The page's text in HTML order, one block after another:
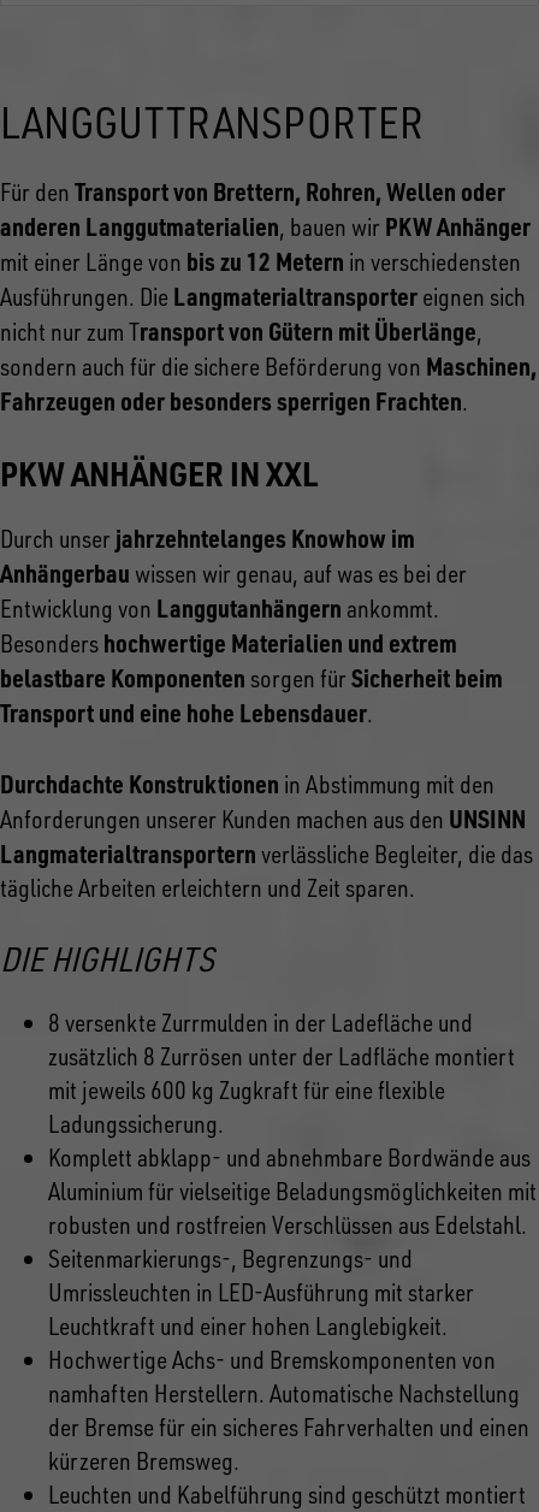
LANGGUTTRANSPORTER
Für den Transport von Brettern, Rohren, Wellen oder
anderen Langgutmaterialien, bauen wir PKW Anhänger
mit einer Länge von bis zu 12 Metern in verschiedensten
Ausführungen. Die Langmaterialtransporter eignen sich
nicht nur zum Transport von Gütern mit Überlänge,
sondern auch für die sichere Beförderung von Maschinen,
Fahrzeugen oder besonders sperrigen Frachten.
PKW ANHÄNGER IN XXL
Durch unser jahrzehntelanges Knowhow im
Anhängerbau wissen wir genau, auf was es bei der
Entwicklung von Langgutanhängern ankommt.
Besonders hochwertige Materialien und extrem
belastbare Komponenten sorgen für Sicherheit beim
Transport und eine hohe Lebensdauer.
Durchdachte Konstruktionen in Abstimmung mit den
Anforderungen unserer Kunden machen aus den UNSINN
Langmaterialtransportern verlässliche Begleiter, die das
tägliche Arbeiten erleichtern und Zeit sparen.
DIE HIGHLIGHTS
8 versenkte Zurrmulden in der Ladefläche und
zusätzlich 8 Zurrösen unter der Ladfläche montiert
mit jeweils 600 kg Zugkraft für eine flexible
Ladungssicherung.
Komplett abklapp- und abnehmbare Bordwände aus
Aluminium für vielseitige Beladungsmöglichkeiten mit
robusten und rostfreien Verschlüssen aus Edelstahl.
Seitenmarkierungs-, Begrenzungs- und
Umrissleuchten in LED-Ausführung mit starker
Leuchtkraft und einer hohen Langlebigkeit.
Hochwertige Achs- und Bremskomponenten von
namhaften Herstellern. Automatische Nachstellung
der Bremse für ein sicheres Fahrverhalten und einen
kürzeren Bremsweg.
Leuchten und Kabelführung sind geschützt montiert